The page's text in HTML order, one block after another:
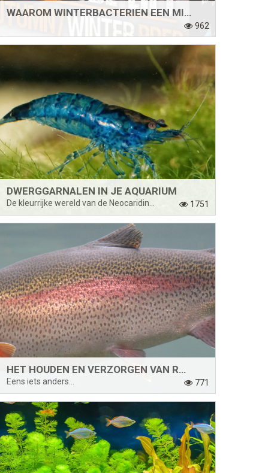
WAAROM WINTERBACTERIEN EEN MIST ZIJN VOOR ELKE VIJVER
962
DWERGGARNALEN IN JE AQUARIUM
1751
HET HOUDEN EN VERZORGEN VAN REGENBOOGFOREL IN JE ZWEMVIJVERL VOOR DE VIJVER
Eens iets anders... 771